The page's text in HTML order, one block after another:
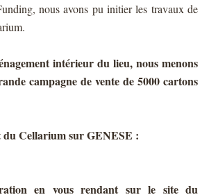
nous avons pu initier les travaux de
intérieur du lieu, nous menons
campagne de vente de 5000 cartons
du Cellarium sur GENESE :
en vous rendant sur le site du